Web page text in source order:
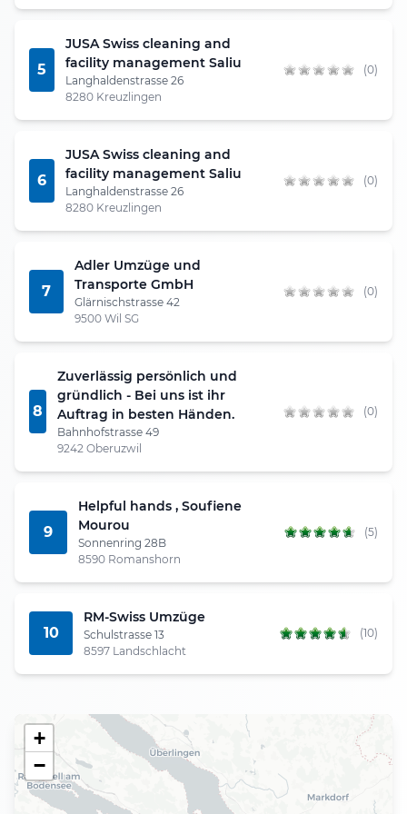
5
JUSA Swiss cleaning and
facility management Saliu
Langhaldenstrasse 26
8280 Kreuzlingen
(0)
6
JUSA Swiss cleaning and
facility management Saliu
Langhaldenstrasse 26
8280 Kreuzlingen
(0)
7
Adler Umzüge und
Transporte GmbH
Glärnischstrasse 42
9500 Wil SG
(0)
8
Zuverlässig persönlich und
gründlich - Bei uns ist ihr
Auftrag in besten Händen.
Bahnhofstrasse 49
9242 Oberuzwil
(0)
9
Helpful hands , Soufiene
Mourou
Sonnenring 28B
8590 Romanshorn
(5)
10
RM-Swiss Umzüge
Schulstrasse 13
8597 Landschlacht
(10)
+
−